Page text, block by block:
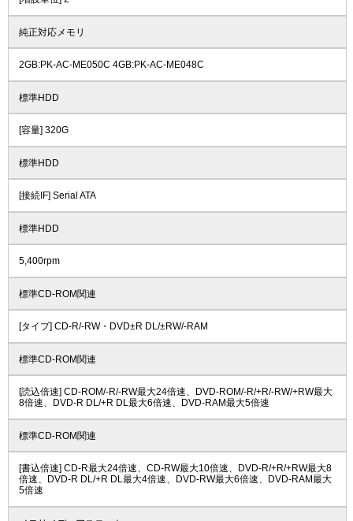
純正対応メモリ
2GB:PK-AC-ME050C 4GB:PK-AC-ME048C
標準HDD
[容量] 320G
標準HDD
[接続IF] Serial ATA
標準HDD
5,400rpm
標準CD-ROM関連
[タイプ] CD-R/-RW・DVD±R DL/±RW/-RAM
標準CD-ROM関連
[読込倍速] CD-ROM/-R/-RW最大24倍速、DVD-ROM/-R/+R/-RW/+RW最大
8倍速、DVD-R DL/+R DL最大6倍速、DVD-RAM最大5倍速
標準CD-ROM関連
[書込倍速] CD-R最大24倍速、CD-RW最大10倍速、DVD-R/+R/+RW最大8
倍速、DVD-R DL/+R DL最大4倍速、DVD-RW最大6倍速、DVD-RAM最大
5倍速